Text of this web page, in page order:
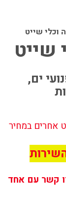
וכלי שייט
שייט
ים,
אחרים במחיר
קשר עם אחד